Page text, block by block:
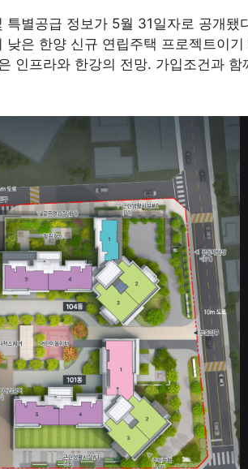
특별공급 정보가 5월 31일자로 공개됐
은 한양 신규 연립주택 프로젝트이
인프라와 한강의 전망. 가입조건과 함